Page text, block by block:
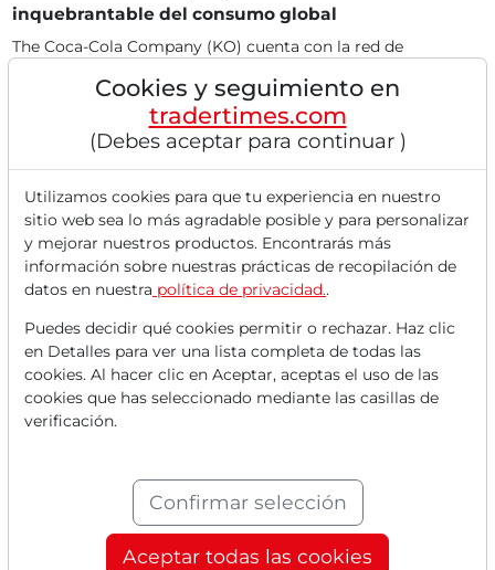
inquebrantable del consumo global
The Coca-Cola Company (KO) cuenta con la red de
productos...
10/06/2026 a las 07 h
DRAFTKINGS
DraftKings: La roca digital de la industria del
deportes fantasía a un peso pesado tecnológicamente...
Cookies y seguimiento en
tradertimes.com
(Debes aceptar para continuar )
Utilizamos cookies para que tu experiencia en nuestro
sitio web sea lo más agradable posible y para personalizar
y mejorar nuestros productos. Encontrarás más
información sobre nuestras prácticas de recopilación de
datos en nuestra política de privacidad..
Puedes decidir qué cookies permitir o rechazar. Haz clic
en Detalles para ver una lista completa de todas las
cookies. Al hacer clic en Aceptar, aceptas el uso de las
cookies que has seleccionado mediante las casillas de
verificación.
Confirmar selección
Aceptar todas las cookies